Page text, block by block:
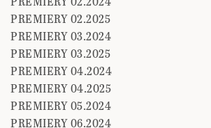
PREMIERY 02.2025
PREMIERY 03.2024
PREMIERY 03.2025
PREMIERY 04.2024
PREMIERY 04.2025
PREMIERY 05.2024
PREMIERY 06.2024